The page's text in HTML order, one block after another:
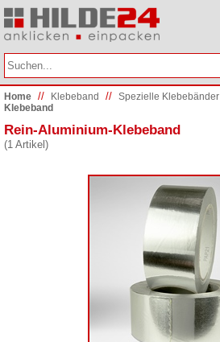
Home // Klebeband // Spezielle Klebebänder
Klebeband
Rein-Aluminium-Klebeband
(1 Artikel)